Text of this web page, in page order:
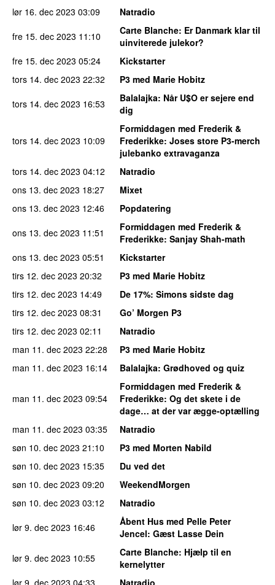
lør 16. dec 2023 03:09
Natradio
fre 15. dec 2023 11:10 Carte Blanche: Er Danmark klar til
uinviterede julekor?
fre 15. dec 2023 05:24
Kickstarter
tors 14. dec 2023 22:32
P3 med Marie Hobitz
tors 14. dec 2023 16:53 Balalajka: Når U$O er sejere end
dig
tors 14. dec 2023 10:09
Formiddagen med Frederik &
Frederikke: Joses store P3-merch
julebanko extravaganza
tors 14. dec 2023 04:12
Natradio
ons 13. dec 2023 18:27
Mixet
ons 13. dec 2023 12:46
Popdatering
ons 13. dec 2023 11:51
Formiddagen med Frederik &
Frederikke: Sanjay Shah-math
ons 13. dec 2023 05:51
Kickstarter
tirs 12. dec 2023 20:32
P3 med Marie Hobitz
tirs 12. dec 2023 14:49 De 17%: Simons sidste dag
tirs 12. dec 2023 08:31
Go’ Morgen P3
tirs 12. dec 2023 02:11
Natradio
man 11. dec 2023 22:28
P3 med Marie Hobitz
man 11. dec 2023 16:14 Balalajka: Grødhoved og quiz
man 11. dec 2023 09:54
Formiddagen med Frederik &
Frederikke: Og det skete i de
dage… at der var ægge-optælling
man 11. dec 2023 03:35
Natradio
søn 10. dec 2023 21:10
P3 med Morten Nabild
søn 10. dec 2023 15:35
Du ved det
søn 10. dec 2023 09:20
WeekendMorgen
søn 10. dec 2023 03:12
Natradio
lør 9. dec 2023 16:46
Åbent Hus med Pelle Peter
Jencel: Gæst Lasse Dein
lør 9. dec 2023 10:55 Carte Blanche: Hjælp til en
kernelytter
lør 9. dec 2023 04:33
Natradio